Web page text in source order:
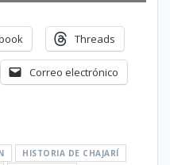
Threads
Correo electrónico
HISTORIA DE CHAJARÍ